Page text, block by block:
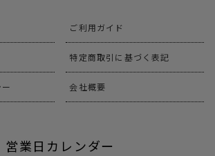
ご利用ガイド
特定商取引に基づく表記
会社概要
営業日カレンダー